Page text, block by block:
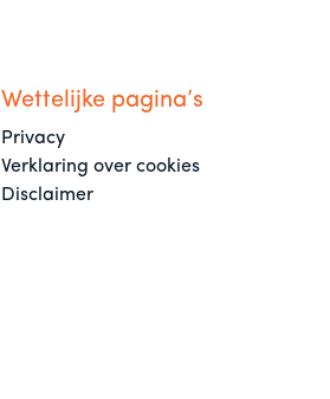
Wettelijke pagina’s
Privacy
Verklaring over cookies
Disclaimer